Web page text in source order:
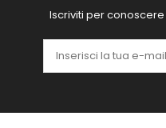
Iscriviti per